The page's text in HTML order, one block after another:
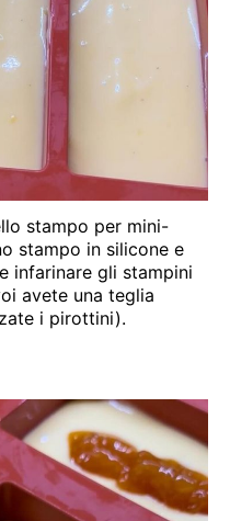
stampo per mini-
stampo in silicone e
infarinare gli stampini
avete una teglia
i pirottini).